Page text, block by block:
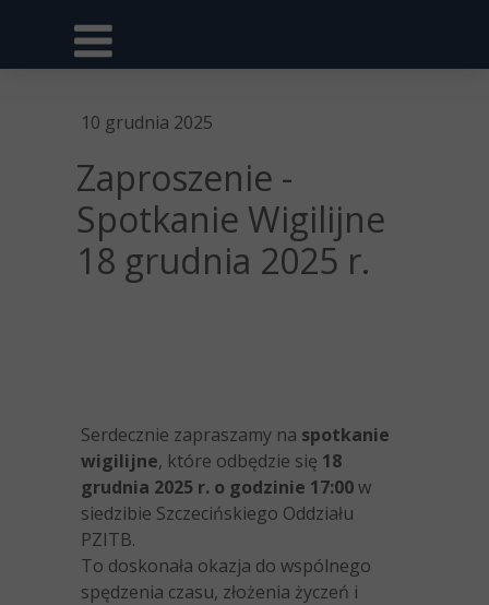
10 grudnia 2025
Zaproszenie -
Spotkanie Wigilijne
18 grudnia 2025 r.
Serdecznie zapraszamy na spotkanie
wigilijne, które odbędzie się 18
grudnia 2025 r. o godzinie 17:00w
siedzibie Szczecińskiego Oddziału
PZITB.
To doskonała okazja do wspólnego
spędzenia czasu, złożenia życzeń i